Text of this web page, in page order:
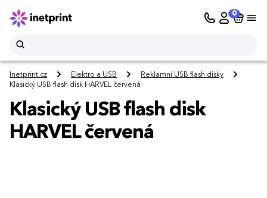
0
Inetprint.cz Elektro a USB
Reklamní USB flash disky
Klasický USB flash disk HARVEL červená
Klasický USB flash disk
HARVEL červená